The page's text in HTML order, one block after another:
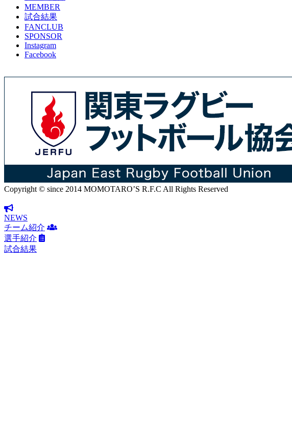
MEMBER
試合結果
FANCLUB
SPONSOR
Instagram
Facebook
Copyright © since 2014 MOMOTARO’S R.F.C All Rights Reserved
NEWS
チーム紹介
選手紹介
試合結果